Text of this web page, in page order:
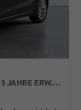
FR 1.0 TSI 116PS/85KW DSG 2027 +3 JAHRE ERW. GARANTIE+18" ALU PERFORMANCE+KESSY+FULL LED+SAFE&DRIVING XL+ANHÄNGER VORBEREITUNG+10,25" DIGITAL COCKPIT